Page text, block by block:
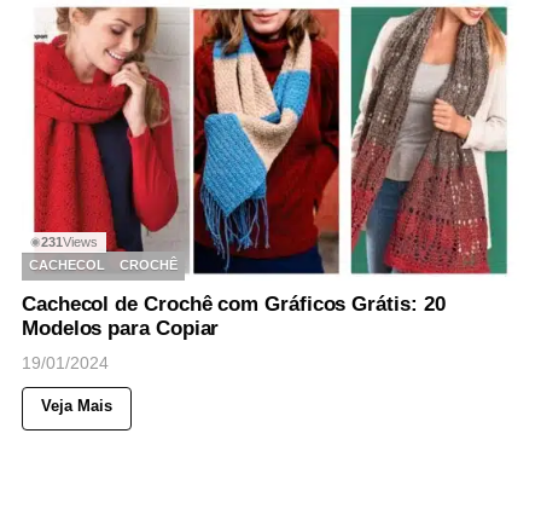
◉231Views
CACHECOL
CROCHÊ
Cachecol de Crochê com Gráficos Grátis: 20
Modelos para Copiar
19/01/2024
Veja Mais